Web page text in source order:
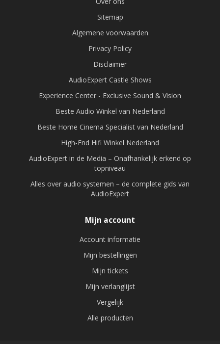
Sitemap
Algemene voorwaarden
Privacy Policy
Disclaimer
AudioExpert Castle Shows
Experience Center - Exclusive Sound & Vision
Beste Audio Winkel van Nederland
Beste Home Cinema Specialist van Nederland
High-End Hifi Winkel Nederland
AudioExpert in de Media – Onafhankelijk erkend op
topniveau
Alles over audio systemen – de complete gids van
AudioExpert
Mijn account
Account informatie
Mijn bestellingen
Mijn tickets
Mijn verlanglijst
Vergelijk
Alle producten